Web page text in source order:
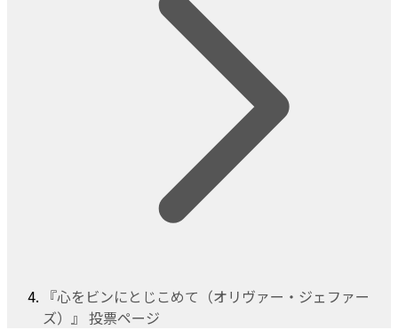
『心をビンにとじこめて（オリヴァー・ジェファー
ズ）』 投票ページ